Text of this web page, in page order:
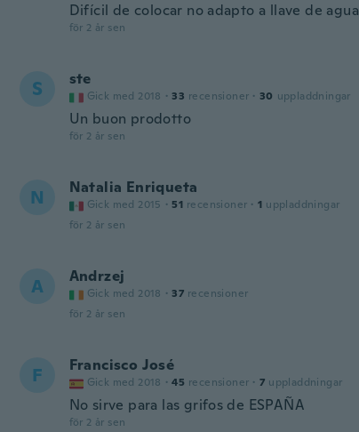
Difícil de colocar no adapto a llave de agua
för 2 år sen
S ste
Gick med 2018 · 33 recensioner · 30 uppladdningar
Un buon prodotto
för 2 år sen
N Natalia Enriqueta
Gick med 2015 · 51 recensioner · 1 uppladdningar
för 2 år sen
A Andrzej
Gick med 2018 · 37 recensioner
för 2 år sen
F Francisco José
Gick med 2018 · 45 recensioner · 7 uppladdningar
No sirve para las grifos de ESPAÑA
för 2 år sen